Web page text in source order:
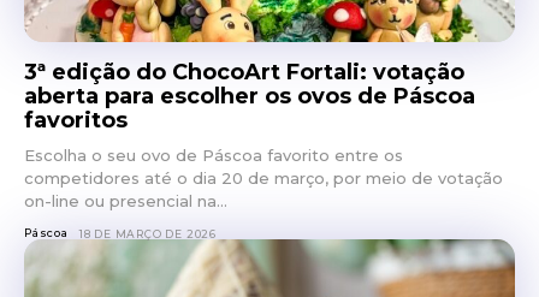
3ª edição do ChocoArt Fortali: votação
aberta para escolher os ovos de Páscoa
favoritos
Escolha o seu ovo de Páscoa favorito entre os
competidores até o dia 20 de março, por meio de votação
on-line ou presencial na...
Páscoa 18 DE MARÇO DE 2026